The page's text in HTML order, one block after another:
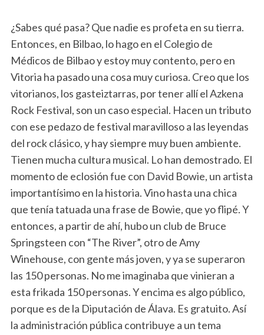
¿Sabes qué pasa? Que nadie es profeta en su tierra.
Entonces, en Bilbao, lo hago en el Colegio de
Médicos de Bilbao y estoy muy contento, pero en
Vitoria ha pasado una cosa muy curiosa. Creo que los
vitorianos, los gasteiztarras, por tener allí el Azkena
Rock Festival, son un caso especial. Hacen un tributo
con ese pedazo de festival maravilloso a las leyendas
del rock clásico, y hay siempre muy buen ambiente.
Tienen mucha cultura musical. Lo han demostrado. El
momento de eclosión fue con David Bowie, un artista
importantísimo en la historia. Vino hasta una chica
que tenía tatuada una frase de Bowie, que yo flipé. Y
entonces, a partir de ahí, hubo un club de Bruce
Springsteen con “The River”, otro de Amy
Winehouse, con gente más joven, y ya se superaron
las 150 personas. No me imaginaba que vinieran a
esta frikada 150 personas. Y encima es algo público,
porque es de la Diputación de Álava. Es gratuito. Así
la administración pública contribuye a un tema